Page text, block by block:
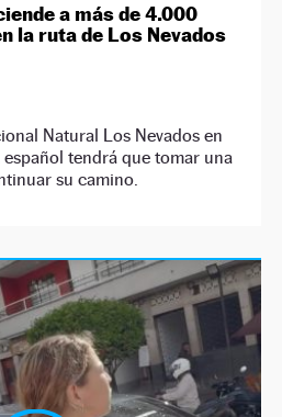
a más de 4.000
la ruta de Los Nevados
Natural Los Nevados en
tendrá que tomar una
su camino.